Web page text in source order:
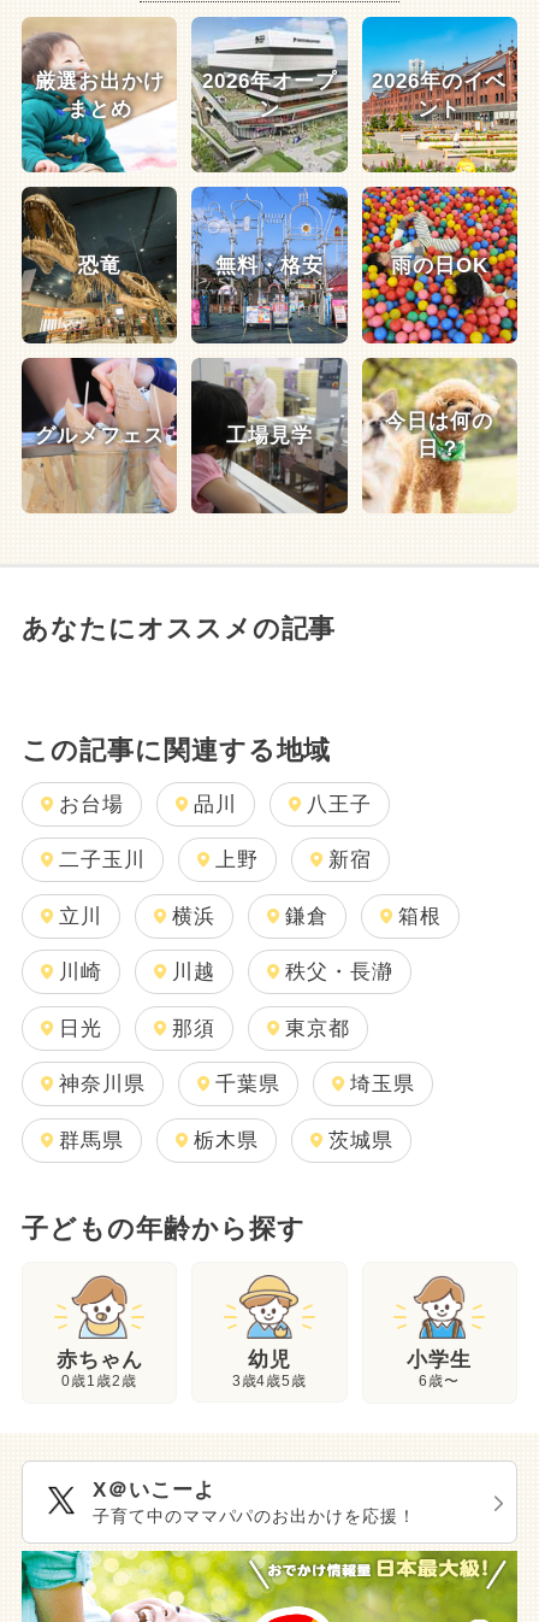
厳選お出かけ
まとめ
2026年オープ
ン
2026年のイベ
ント
恐竜 無料・格安 雨の日OK
グルメフェス 工場見学
今日は何の
日？
あなたにオススメの記事
この記事に関連する地域
お台場 品川 八王子
二子玉川 上野 新宿
立川 横浜 鎌倉 箱根
川崎 川越 秩父・長瀞
日光 那須 東京都
神奈川県 千葉県 埼玉県
群馬県 栃木県 茨城県
子どもの年齢から探す
赤ちゃん
0歳1歳2歳
幼児
3歳4歳5歳
小学生
6歳〜
X＠いこーよ
子育て中のママパパのお出かけを応援！